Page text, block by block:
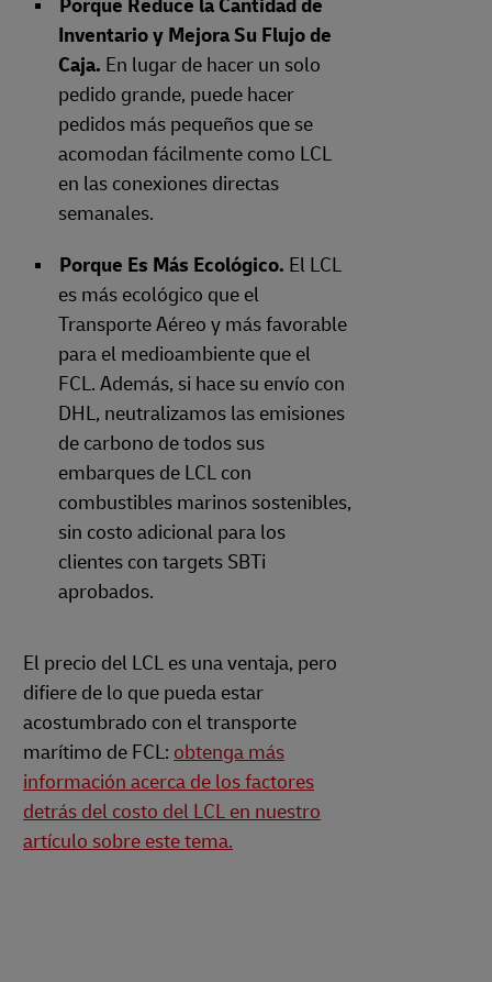
Porque Reduce la Cantidad de
Inventario y Mejora Su Flujo de
Caja. En lugar de hacer un solo
pedido grande, puede hacer
pedidos más pequeños que se
acomodan fácilmente como LCL
en las conexiones directas
semanales.
Porque Es Más Ecológico. El LCL
es más ecológico que el
Transporte Aéreo y más favorable
para el medioambiente que el
FCL. Además, si hace su envío con
DHL, neutralizamos las emisiones
de carbono de todos sus
embarques de LCL con
combustibles marinos sostenibles,
sin costo adicional para los
clientes con targets SBTi
aprobados.
El precio del LCL es una ventaja, pero
difiere de lo que pueda estar
acostumbrado con el transporte
marítimo de FCL: obtenga más
información acerca de los factores
detrás del costo del LCL en nuestro
artículo sobre este tema.